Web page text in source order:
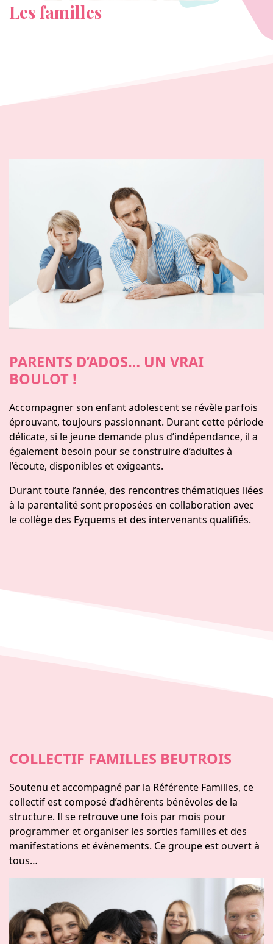
Les familles
PARENTS D’ADOS… UN VRAI
BOULOT !
Accompagner son enfant adolescent se révèle parfois
éprouvant, toujours passionnant. Durant cette période
délicate, si le jeune demande plus d’indépendance, il a
également besoin pour se construire d’adultes à
l’écoute, disponibles et exigeants.
Durant toute l’année, des rencontres thématiques liées
à la parentalité sont proposées en collaboration avec
le collège des Eyquems et des intervenants qualifiés.
COLLECTIF FAMILLES BEUTROIS
Soutenu et accompagné par la Référente Familles, ce
collectif est composé d’adhérents bénévoles de la
structure. Il se retrouve une fois par mois pour
programmer et organiser les sorties familles et des
manifestations et évènements. Ce groupe est ouvert à
tous…